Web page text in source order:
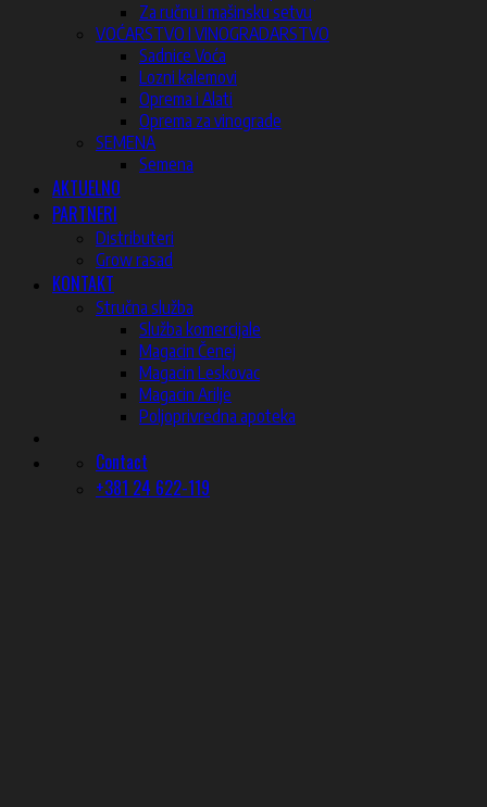
Za ručnu i mašinsku setvu
VOĆARSTVO I VINOGRADARSTVO
Sadnice Voća
Lozni kalemovi
Oprema i Alati
Oprema za vinograde
SEMENA
Semena
AKTUELNO
PARTNERI
Distributeri
Grow rasad
KONTAKT
Stručna služba
Služba komercijale
Magacin Čenej
Magacin Leskovac
Magacin Arilje
Poljoprivredna apoteka
Contact
+381 24 622-119